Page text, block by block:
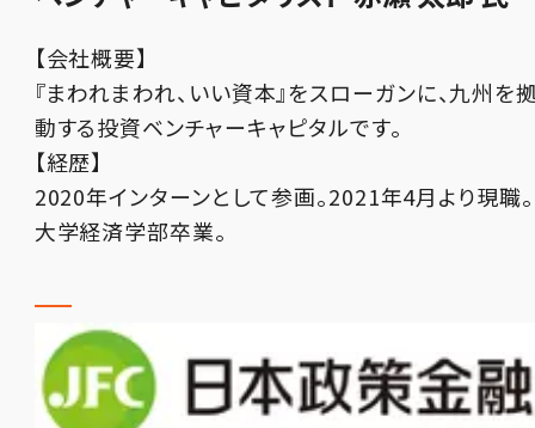
【会社概要】
『まわれまわれ、いい資本』をスローガンに、九州を
動する投資ベンチャーキャピタルです。
【経歴】
2020年インターンとして参画。2021年4月より現職
大学経済学部卒業。